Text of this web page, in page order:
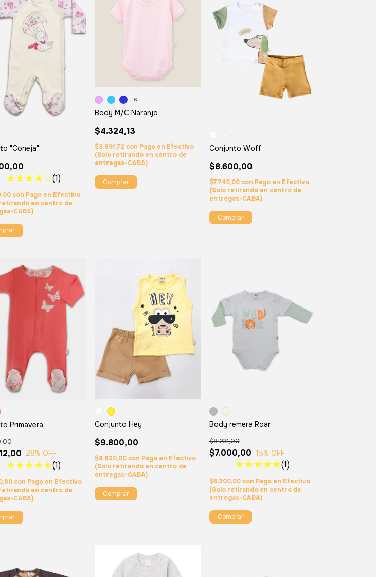
"Coneja"
(1)
con Pago en Efectivo
en centro de
CABA)
Body M/C Naranjo
$4.324,13
$3.891,72 con Pago en Efectivo
(Solo retirando en centro de
entregas-CABA)
+6
Comprar
Conjunto Woff
$8.600,00
$7.740,00 con Pago en Efectivo
(Solo retirando en centro de
entregas-CABA)
Comprar
Primavera
28% OFF
(1)
con Pago en Efectivo
en centro de
CABA)
Conjunto Hey
$9.800,00
$8.820,00 con Pago en Efectivo
(Solo retirando en centro de
entregas-CABA)
Comprar
Body remera Roar
$7.000,00
$8.231,00
15% OFF
(1)
$6.300,00 con Pago en Efectivo
(Solo retirando en centro de
entregas-CABA)
Comprar